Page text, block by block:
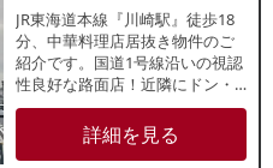
JR東海道本線『川崎駅』徒歩18
分、中華料理店居抜き物件のご
紹介です。国道1号線沿いの視認
性良好な路面店！近隣にドン・
キホーテやマクドナルド等があ
り、地域住民の集客が期待でき
る立地です。ラーメン・デリバ
詳細を見る